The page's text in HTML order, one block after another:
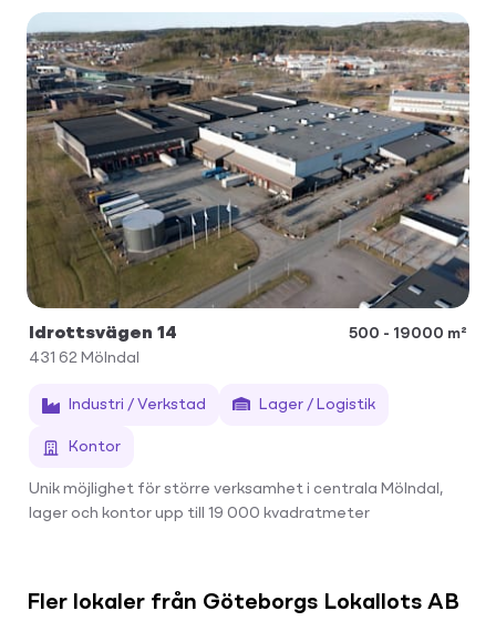
Idrottsvägen 14
500 - 19000 m²
431 62 Mölndal
Industri / Verkstad Lager / Logistik
Kontor
Unik möjlighet för större verksamhet i centrala Mölndal,
lager och kontor upp till 19 000 kvadratmeter
Fler lokaler från Göteborgs Lokallots AB